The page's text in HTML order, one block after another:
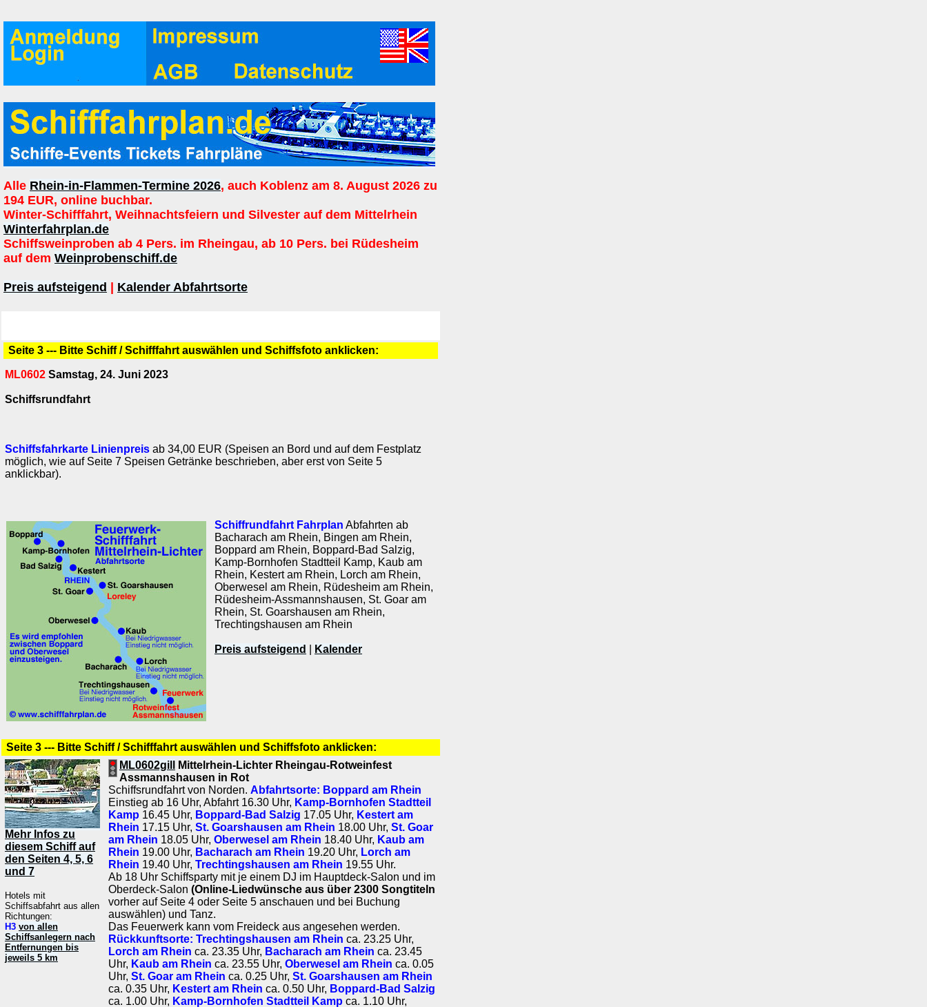
Alle Rhein-in-Flammen-Termine 2026, auch Koblenz am 8. August 2026 zu
194 EUR, online buchbar.
Winter-Schifffahrt, Weihnachtsfeiern und Silvester auf dem Mittelrhein
Winterfahrplan.de
Schiffsweinproben ab 4 Pers. im Rheingau, ab 10 Pers. bei Rüdesheim
auf dem Weinprobenschiff.de
Preis aufsteigend Kalender Abfahrtsorte
Seite 3 --- Bitte Schiff / Schifffahrt auswählen und Schiffsfoto anklicken:
ML0602 Samstag, 24. Juni 2023
Schiffsrundfahrt
Schiffsfahrkarte Linienpreis ab 34,00 EUR (Speisen an Bord und auf dem Festplatz
möglich, wie auf Seite 7 Speisen Getränke beschrieben, aber erst von Seite 5
anklickbar).
Schiffrundfahrt Fahrplan Abfahrten ab
Bacharach am Rhein, Bingen am Rhein,
Boppard am Rhein, Boppard-Bad Salzig,
Kamp-Bornhofen Stadtteil Kamp, Kaub am
Rhein, Kestert am Rhein, Lorch am Rhein,
Oberwesel am Rhein, Rüdesheim am Rhein,
Rüdesheim-Assmannshausen, St. Goar am
Rhein, St. Goarshausen am Rhein,
Trechtingshausen am Rhein
Preis aufsteigend Kalender
Seite 3 --- Bitte Schiff / Schifffahrt auswählen und Schiffsfoto anklicken:
Mehr Infos zu
diesem Schiff auf
den Seiten 4, 5, 6
und 7
Hotels mit
Schiffsabfahrt aus allen
Richtungen:
H3 von allen
Schiffsanlegern nach
Entfernungen bis
jeweils 5 km
ML0602gill
Mittelrhein-Lichter Rheingau-Rotweinfest
Assmannshausen in Rot
Schiffsrundfahrt von Norden. Abfahrtsorte: Boppard am Rhein
Einstieg ab 16 Uhr, Abfahrt 16.30 Uhr, Kamp-Bornhofen Stadtteil
Kamp 16.45 Uhr, Boppard-Bad Salzig 17.05 Uhr, Kestert am
Rhein 17.15 Uhr, St. Goarshausen am Rhein 18.00 Uhr, St. Goar
am Rhein 18.05 Uhr, Oberwesel am Rhein 18.40 Uhr, Kaub am
Rhein 19.00 Uhr, Bacharach am Rhein 19.20 Uhr, Lorch am
Rhein 19.40 Uhr, Trechtingshausen am Rhein 19.55 Uhr.
Ab 18 Uhr Schiffsparty mit je einem DJ im Hauptdeck-Salon und im
Oberdeck-Salon (Online-Liedwünsche aus über 2300 Songtiteln
vorher auf Seite 4 oder Seite 5 anschauen und bei Buchung
auswählen) und Tanz.
Das Feuerwerk kann vom Freideck aus angesehen werden.
Rückkunftsorte: Trechtingshausen am Rhein ca. 23.25 Uhr,
Lorch am Rhein ca. 23.35 Uhr, Bacharach am Rhein ca. 23.45
Uhr, Kaub am Rhein ca. 23.55 Uhr, Oberwesel am Rhein ca. 0.05
Uhr, St. Goar am Rhein ca. 0.25 Uhr, St. Goarshausen am Rhein
ca. 0.35 Uhr, Kestert am Rhein ca. 0.50 Uhr, Boppard-Bad Salzig
ca. 1.00 Uhr, Kamp-Bornhofen Stadtteil Kamp ca. 1.10 Uhr,